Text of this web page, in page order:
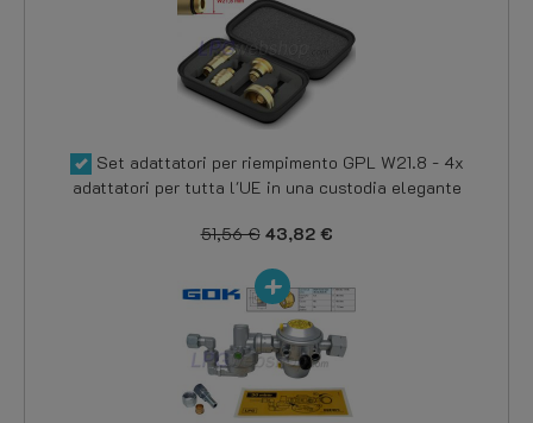
Set adattatori per riempimento GPL W21.8 - 4x
adattatori per tutta l'UE in una custodia elegante
51,56 € 43,82 €